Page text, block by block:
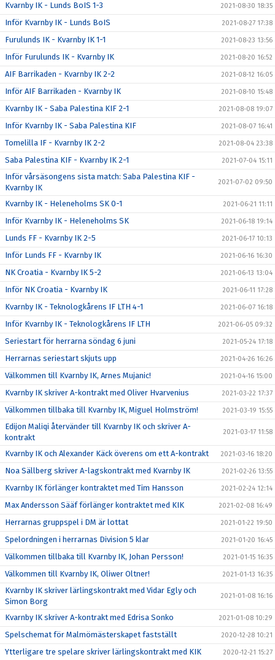
Kvarnby IK - Lunds BoIS 1-3 2021-08-30 18:35
Inför Kvarnby IK - Lunds BoIS 2021-08-27 17:38
Furulunds IK - Kvarnby IK 1-1 2021-08-23 13:56
Inför Furulunds IK - Kvarnby IK 2021-08-20 16:52
AIF Barrikaden - Kvarnby IK 2-2 2021-08-12 16:05
Inför AIF Barrikaden - Kvarnby IK 2021-08-10 15:48
Kvarnby IK - Saba Palestina KIF 2-1 2021-08-08 19:07
Inför Kvarnby IK - Saba Palestina KIF 2021-08-07 16:41
Tomelilla IF - Kvarnby IK 2-2 2021-08-04 23:38
Saba Palestina KIF - Kvarnby IK 2-1 2021-07-04 15:11
Inför vårsäsongens sista match: Saba Palestina KIF -
Kvarnby IK
2021-07-02 09:50
Kvarnby IK - Heleneholms SK 0-1 2021-06-21 11:11
Inför Kvarnby IK - Heleneholms SK 2021-06-18 19:14
Lunds FF - Kvarnby IK 2-5 2021-06-17 10:13
Inför Lunds FF - Kvarnby IK 2021-06-16 16:30
NK Croatia - Kvarnby IK 5-2 2021-06-13 13:04
Inför NK Croatia - Kvarnby IK 2021-06-11 17:28
Kvarnby IK - Teknologkårens IF LTH 4-1 2021-06-07 16:18
Inför Kvarnby IK - Teknologkårens IF LTH 2021-06-05 09:32
Seriestart för herrarna söndag 6 juni 2021-05-24 17:18
Herrarnas seriestart skjuts upp 2021-04-26 16:26
Välkommen till Kvarnby IK, Arnes Mujanic! 2021-04-16 15:00
Kvarnby IK skriver A-kontrakt med Oliver Hvarvenius 2021-03-22 17:37
Välkommen tillbaka till Kvarnby IK, Miguel Holmström! 2021-03-19 15:55
Edijon Maliqi återvänder till Kvarnby IK och skriver A-
kontrakt
2021-03-17 11:58
Kvarnby IK och Alexander Käck överens om ett A-kontrakt 2021-03-16 18:20
Noa Sällberg skriver A-lagskontrakt med Kvarnby IK 2021-02-26 13:55
Kvarnby IK förlänger kontraktet med Tim Hansson 2021-02-24 12:14
Max Andersson Sääf förlänger kontraktet med KIK 2021-02-08 16:49
Herrarnas gruppspel i DM är lottat 2021-01-22 19:50
Spelordningen i herrarnas Division 5 klar 2021-01-20 16:45
Välkommen tillbaka till Kvarnby IK, Johan Persson! 2021-01-15 16:35
Välkommen till Kvarnby IK, Oliwer Oltner! 2021-01-13 16:35
Kvarnby IK skriver lärlingskontrakt med Vidar Egly och
Simon Borg
2021-01-08 16:16
Kvarnby IK skriver A-kontrakt med Edrisa Sonko 2021-01-08 10:29
Spelschemat för Malmömästerskapet fastställt 2020-12-28 10:21
Ytterligare tre spelare skriver lärlingskontrakt med KIK 2020-12-21 15:27